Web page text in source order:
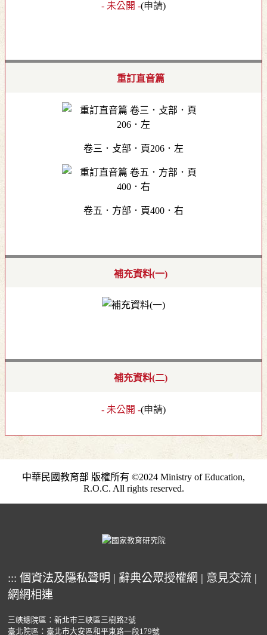
- 未公開 -(申請)
重訂直音篇
卷三．攴部．頁206．左
卷五．方部．頁400．右
補充資料(一)
補充資料(二)
- 未公開 -(申請)
中華民國教育部 版權所有 ©2024 Ministry of Education,
R.O.C. All rights reserved.
::: 個資法及隱私聲明 | 辭典公眾授權網 | 意見交流 |
網網相連
三峽總院區：新北市三峽區三樹路2號
臺北院區：臺北市大安區和平東路一段179號